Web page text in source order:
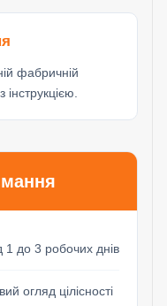
фабричній
1 до 3 робочих днів
огляд цілісності